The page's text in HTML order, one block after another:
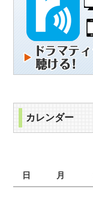
カレンダー
日
月